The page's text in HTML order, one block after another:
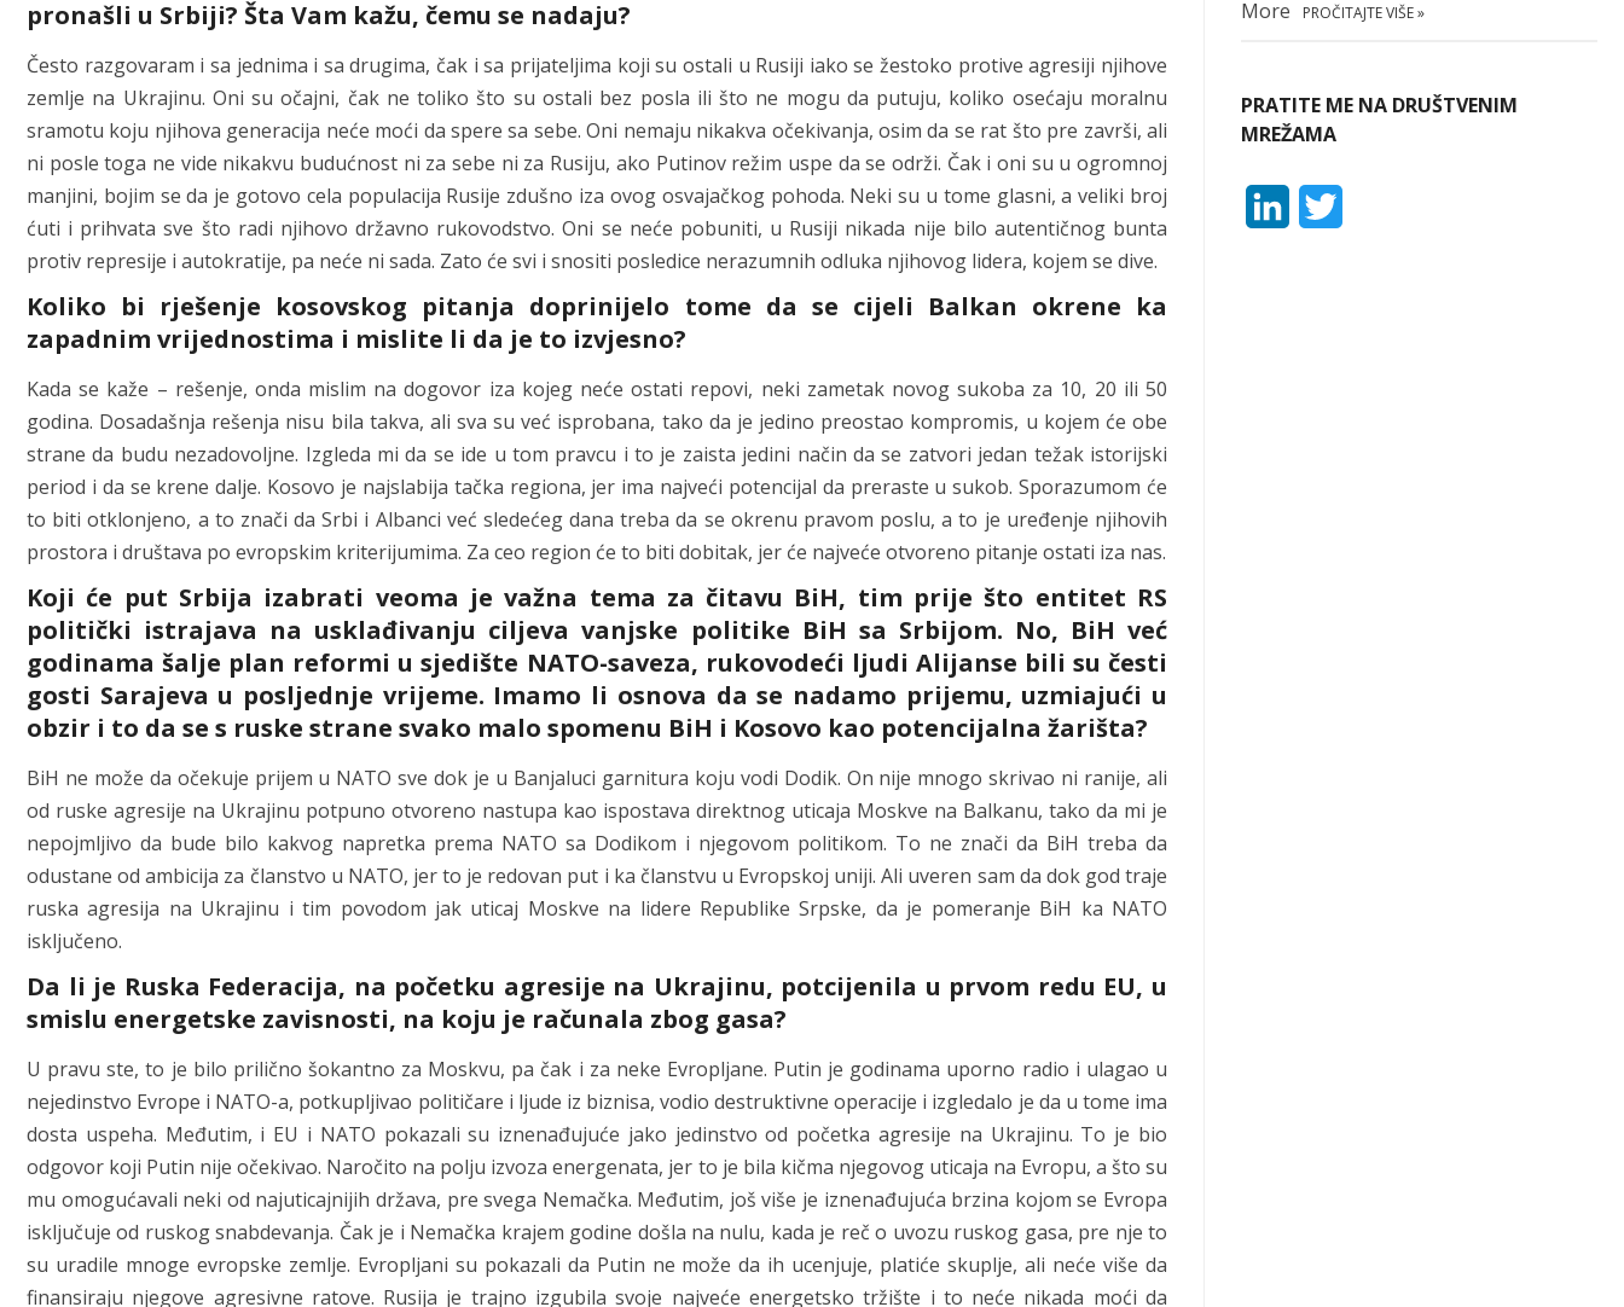
pronašli u Srbiji? Šta Vam kažu, čemu se nadaju?
Često razgovaram i sa jednima i sa drugima, čak i sa prijateljima koji su ostali u Rusiji iako se žestoko protive agresiji njihove
zemlje na Ukrajinu. Oni su očajni, čak ne toliko što su ostali bez posla ili što ne mogu da putuju, koliko osećaju moralnu
sramotu koju njihova generacija neće moći da spere sa sebe. Oni nemaju nikakva očekivanja, osim da se rat što pre završi, ali
ni posle toga ne vide nikakvu budućnost ni za sebe ni za Rusiju, ako Putinov režim uspe da se održi. Čak i oni su u ogromnoj
manjini, bojim se da je gotovo cela populacija Rusije zdušno iza ovog osvajačkog pohoda. Neki su u tome glasni, a veliki broj
ćuti i prihvata sve što radi njihovo državno rukovodstvo. Oni se neće pobuniti, u Rusiji nikada nije bilo autentičnog bunta
protiv represije i autokratije, pa neće ni sada. Zato će svi i snositi posledice nerazumnih odluka njihovog lidera, kojem se dive.
Koliko bi rješenje kosovskog pitanja doprinijelo tome da se cijeli Balkan okrene ka
zapadnim vrijednostima i mislite li da je to izvjesno?
Kada se kaže – rešenje, onda mislim na dogovor iza kojeg neće ostati repovi, neki zametak novog sukoba za 10, 20 ili 50
godina. Dosadašnja rešenja nisu bila takva, ali sva su već isprobana, tako da je jedino preostao kompromis, u kojem će obe
strane da budu nezadovoljne. Izgleda mi da se ide u tom pravcu i to je zaista jedini način da se zatvori jedan težak istorijski
period i da se krene dalje. Kosovo je najslabija tačka regiona, jer ima najveći potencijal da preraste u sukob. Sporazumom će
to biti otklonjeno, a to znači da Srbi i Albanci već sledećeg dana treba da se okrenu pravom poslu, a to je uređenje njihovih
prostora i društava po evropskim kriterijumima. Za ceo region će to biti dobitak, jer će najveće otvoreno pitanje ostati iza nas.
Koji će put Srbija izabrati veoma je važna tema za čitavu BiH, tim prije što entitet RS
politički istrajava na usklađivanju ciljeva vanjske politike BiH sa Srbijom. No, BiH već
godinama šalje plan reformi u sjedište NATO-saveza, rukovodeći ljudi Alijanse bili su česti
gosti Sarajeva u posljednje vrijeme. Imamo li osnova da se nadamo prijemu, uzmiajući u
obzir i to da se s ruske strane svako malo spomenu BiH i Kosovo kao potencijalna žarišta?
BiH ne može da očekuje prijem u NATO sve dok je u Banjaluci garnitura koju vodi Dodik. On nije mnogo skrivao ni ranije, ali
od ruske agresije na Ukrajinu potpuno otvoreno nastupa kao ispostava direktnog uticaja Moskve na Balkanu, tako da mi je
nepojmljivo da bude bilo kakvog napretka prema NATO sa Dodikom i njegovom politikom. To ne znači da BiH treba da
odustane od ambicija za članstvo u NATO, jer to je redovan put i ka članstvu u Evropskoj uniji. Ali uveren sam da dok god traje
ruska agresija na Ukrajinu i tim povodom jak uticaj Moskve na lidere Republike Srpske, da je pomeranje BiH ka NATO
isključeno.
Da li je Ruska Federacija, na početku agresije na Ukrajinu, potcijenila u prvom redu EU, u
smislu energetske zavisnosti, na koju je računala zbog gasa?
U pravu ste, to je bilo prilično šokantno za Moskvu, pa čak i za neke Evropljane. Putin je godinama uporno radio i ulagao u
nejedinstvo Evrope i NATO-a, potkupljivao političare i ljude iz biznisa, vodio destruktivne operacije i izgledalo je da u tome ima
dosta uspeha. Međutim, i EU i NATO pokazali su iznenađujuće jako jedinstvo od početka agresije na Ukrajinu. To je bio
odgovor koji Putin nije očekivao. Naročito na polju izvoza energenata, jer to je bila kičma njegovog uticaja na Evropu, a što su
mu omogućavali neki od najuticajnijih država, pre svega Nemačka. Međutim, još više je iznenađujuća brzina kojom se Evropa
isključuje od ruskog snabdevanja. Čak je i Nemačka krajem godine došla na nulu, kada je reč o uvozu ruskog gasa, pre nje to
su uradile mnoge evropske zemlje. Evropljani su pokazali da Putin ne može da ih ucenjuje, platiće skuplje, ali neće više da
finansiraju njegove agresivne ratove. Rusija je trajno izgubila svoje najveće energetsko tržište i to neće nikada moći da
More
PROČITAJTE VIŠE »
PRATITE ME NA DRUŠTVENIM
MREŽAMA